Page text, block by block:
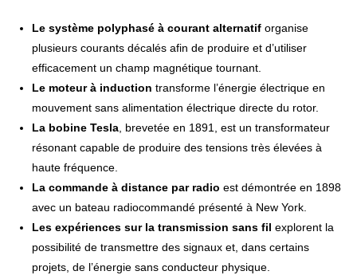
Le système polyphasé à courant alternatif organise
plusieurs courants décalés afin de produire et d’utiliser
efficacement un champ magnétique tournant.
Le moteur à induction transforme l’énergie électrique en
mouvement sans alimentation électrique directe du rotor.
La bobine Tesla, brevetée en 1891, est un transformateur
résonant capable de produire des tensions très élevées à
haute fréquence.
La commande à distance par radio est démontrée en 1898
avec un bateau radiocommandé présenté à New York.
Les expériences sur la transmission sans fil explorent la
possibilité de transmettre des signaux et, dans certains
projets, de l’énergie sans conducteur physique.